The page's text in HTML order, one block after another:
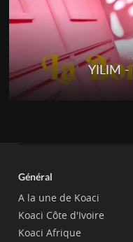
YILIM -
Général
A la une de Koaci
Koaci Côte d'Ivoire
Koaci Afrique